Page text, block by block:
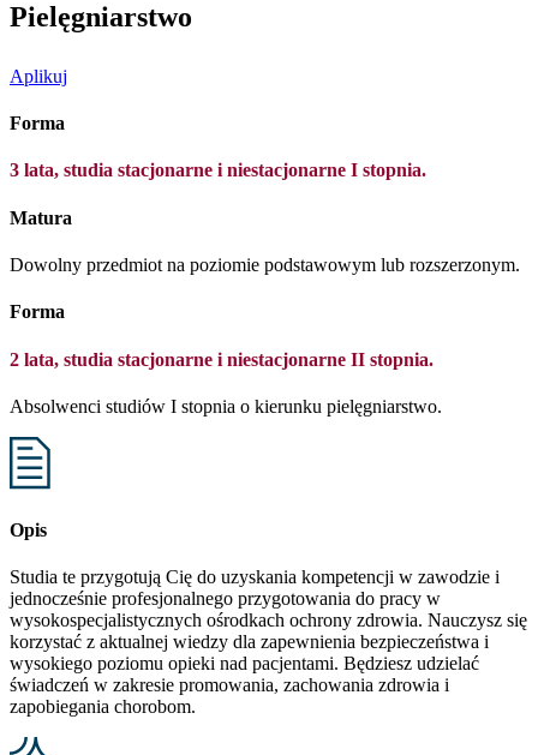
Pielęgniarstwo
Aplikuj
Forma
3 lata, studia stacjonarne i niestacjonarne I stopnia.
Matura
Dowolny przedmiot na poziomie podstawowym lub rozszerzonym.
Forma
2 lata, studia stacjonarne i niestacjonarne II stopnia.
Absolwenci studiów I stopnia o kierunku pielęgniarstwo.
Opis
Studia te przygotują Cię do uzyskania kompetencji w zawodzie i
jednocześnie profesjonalnego przygotowania do pracy w
wysokospecjalistycznych ośrodkach ochrony zdrowia. Nauczysz się
korzystać z aktualnej wiedzy dla zapewnienia bezpieczeństwa i
wysokiego poziomu opieki nad pacjentami. Będziesz udzielać
świadczeń w zakresie promowania, zachowania zdrowia i
zapobiegania chorobom.